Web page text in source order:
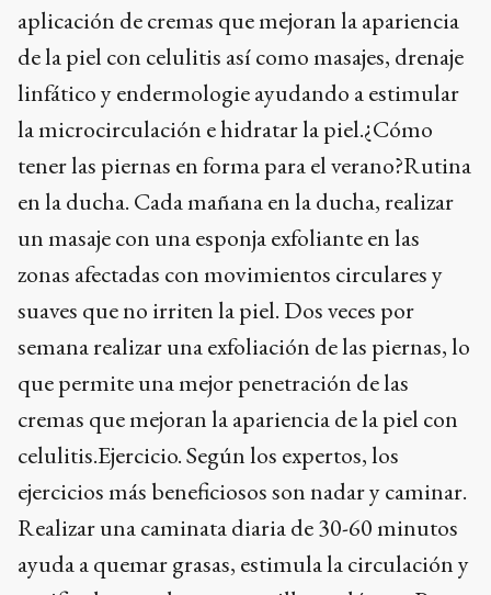
aplicación de cremas que mejoran la apariencia
de la piel con celulitis así como masajes, drenaje
linfático y endermologie ayudando a estimular
la microcirculación e hidratar la piel.¿Cómo
tener las piernas en forma para el verano?Rutina
en la ducha. Cada mañana en la ducha, realizar
un masaje con una esponja exfoliante en las
zonas afectadas con movimientos circulares y
suaves que no irriten la piel. Dos veces por
semana realizar una exfoliación de las piernas, lo
que permite una mejor penetración de las
cremas que mejoran la apariencia de la piel con
celulitis.Ejercicio. Según los expertos, los
ejercicios más beneficiosos son nadar y caminar.
Realizar una caminata diaria de 30-60 minutos
ayuda a quemar grasas, estimula la circulación y